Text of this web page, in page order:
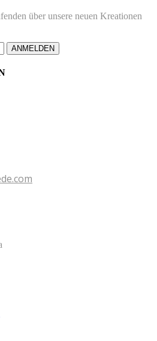
über unsere neuen Kreationen
ANMELDEN